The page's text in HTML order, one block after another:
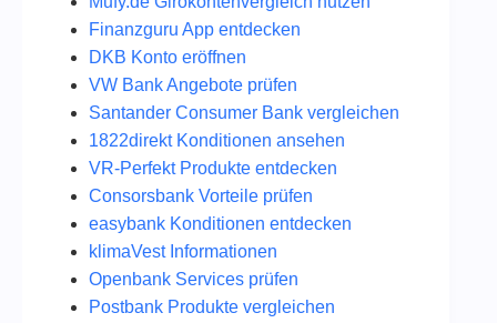
Finanzguru App entdecken
DKB Konto eröffnen
VW Bank Angebote prüfen
Santander Consumer Bank vergleichen
1822direkt Konditionen ansehen
VR-Perfekt Produkte entdecken
Consorsbank Vorteile prüfen
easybank Konditionen entdecken
klimaVest Informationen
Openbank Services prüfen
Postbank Produkte vergleichen